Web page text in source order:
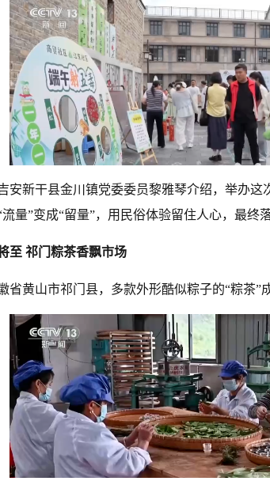
安新干县金川镇党委委员黎雅琴介绍，举办这
量”变成“留量”，用民俗体验留住人心，最终
至 祁门粽茶香飘市场
省黄山市祁门县，多款外形酷似粽子的“粽茶”